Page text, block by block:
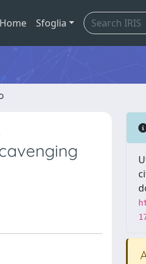
Home Sfoglia